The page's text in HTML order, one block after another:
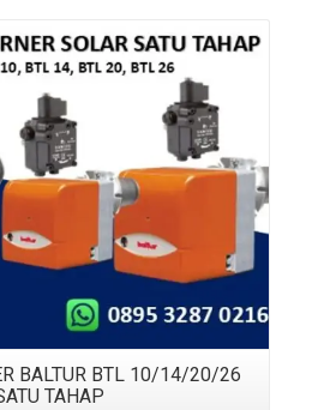
BALTUR BTL 10/14/20/26
TAHAP